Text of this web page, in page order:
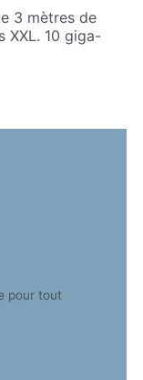
3 mètres de
XXL. 10 giga-
pour tout